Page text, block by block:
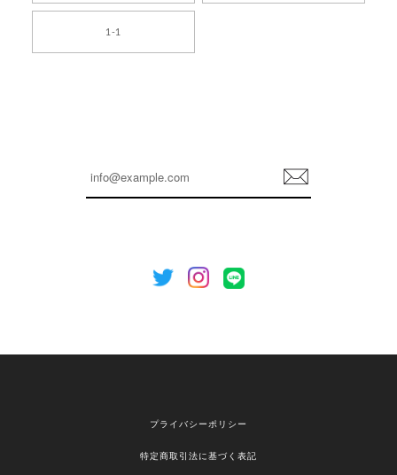
2026/04/14
を心がけてまいります。 またお探しの商品がござ
欲しかったものが買えて嬉しいです！ またお願いします。
の商品のお手伝いができ、喜んでいただけて大変
安心してお任せいただけるよう、丁寧な対応を心
1-1
登
録
プライバシーポリシー
特定商取引法に基づく表記